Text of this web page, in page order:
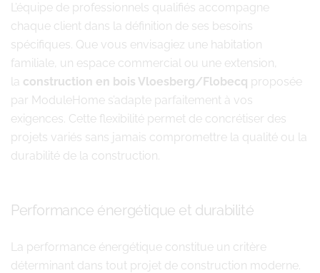
L’équipe de professionnels qualifiés accompagne
chaque client dans la définition de ses besoins
spécifiques. Que vous envisagiez une habitation
familiale, un espace commercial ou une extension,
la construction en bois Vloesberg/Flobecq proposée
par ModuleHome s’adapte parfaitement à vos
exigences. Cette flexibilité permet de concrétiser des
projets variés sans jamais compromettre la qualité ou la
durabilité de la construction.
Performance énergétique et durabilité
La performance énergétique constitue un critère
déterminant dans tout projet de construction moderne.